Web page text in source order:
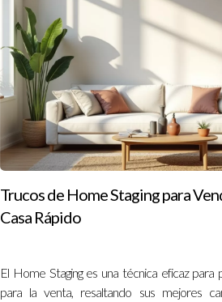
Trucos de Home Staging para
Casa Rápido
El Home Staging es una técnica eficaz para
para la venta, resaltando sus mejores